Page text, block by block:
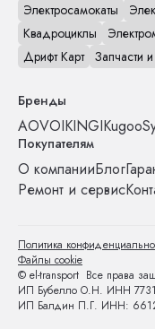
Электросамокаты
Квадроциклы
Дрифт Карт Запчасти
Бренды
AOVOIKINGIKugoo
Покупателям
О компанииБлог
Ремонт и сервис
© el-transport Все права
ИП Бубелло О.Н. ИНН
ИП Балдин П.Г. ИНН:
Политика
Файлы cookie